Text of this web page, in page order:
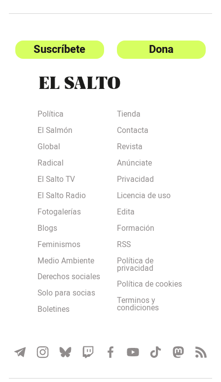
Suscríbete Dona
Política
El Salmón
Global
Radical
El Salto TV
El Salto Radio
Fotogalerías
Blogs
Feminismos
Medio Ambiente
Derechos sociales
Solo para socias
Boletines
Tienda
Contacta
Revista
Anúnciate
Privacidad
Licencia de uso
Edita
Formación
RSS
Política de
privacidad
Política de cookies
Terminos y
condiciones